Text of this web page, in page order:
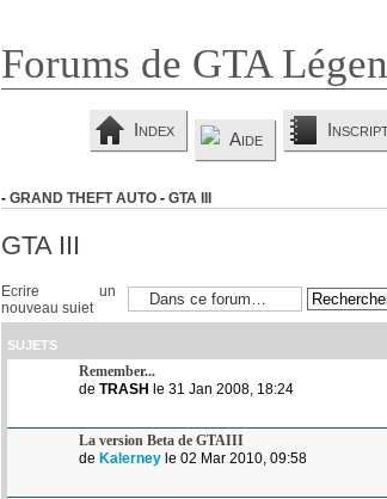
Forums de GTA
Index Aide
- GRAND THEFT AUTO - GTA III
GTA III
Ecrire un
nouveau sujet
SUJETS
Remember...
de TRASH le 31 Jan 2008, 18:24
La version Beta de GTAIII
de Kalerney le 02 Mar 2010, 09:58